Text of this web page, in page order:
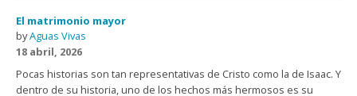
El matrimonio mayor
byAguas Vivas
18 abril, 2026
Pocas historias son tan representativas de Cristo como la de Isaac. Y
dentro de su historia, uno de los hechos más hermosos es su